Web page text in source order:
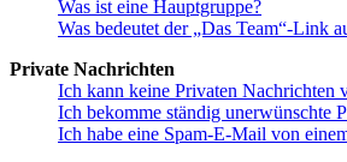
Was ist eine Hauptgruppe?
Was bedeutet der „Das Team“-Link
Private Nachrichten
Ich kann keine Privaten Nachrichten
Ich bekomme ständig unerwünschte
Ich habe eine Spam-E-Mail von